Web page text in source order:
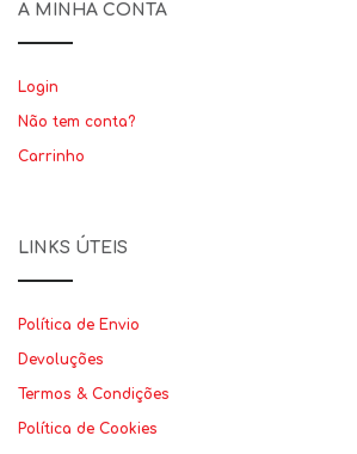
A MINHA CONTA
Login
Não tem conta?
Carrinho
LINKS ÚTEIS
Política de Envio
Devoluções
Termos & Condições
Política de Cookies